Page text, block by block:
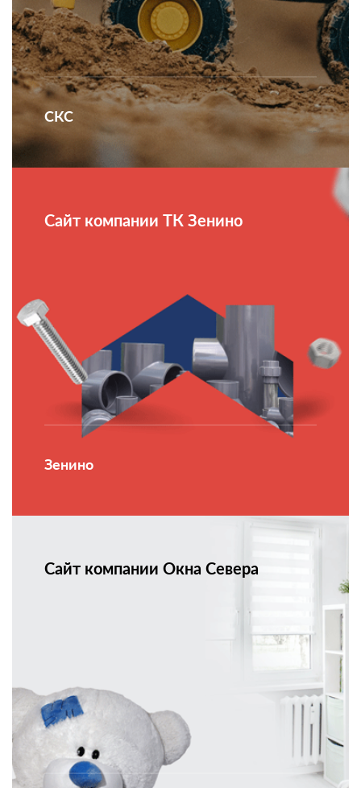
СКС
Сайт компании ТК Зенино
Зенино
Сайт компании Окна Севера